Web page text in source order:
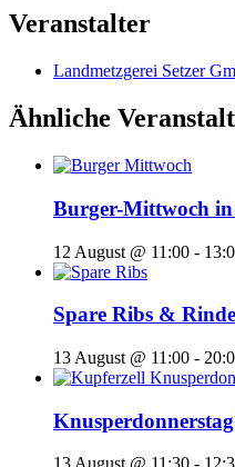
Veranstalter
Landmetzgerei Setzer
Ähnliche
Burger-Mittwoch
12 August @ 11:00 -
Spare Ribs &
13 August @ 11:00 -